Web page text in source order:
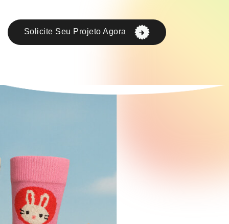
Solicite Seu Projeto Agora